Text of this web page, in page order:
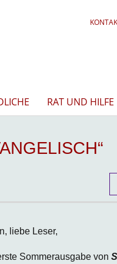
RAT UND HILFE
liebe Leser,
Sommerausgabe von